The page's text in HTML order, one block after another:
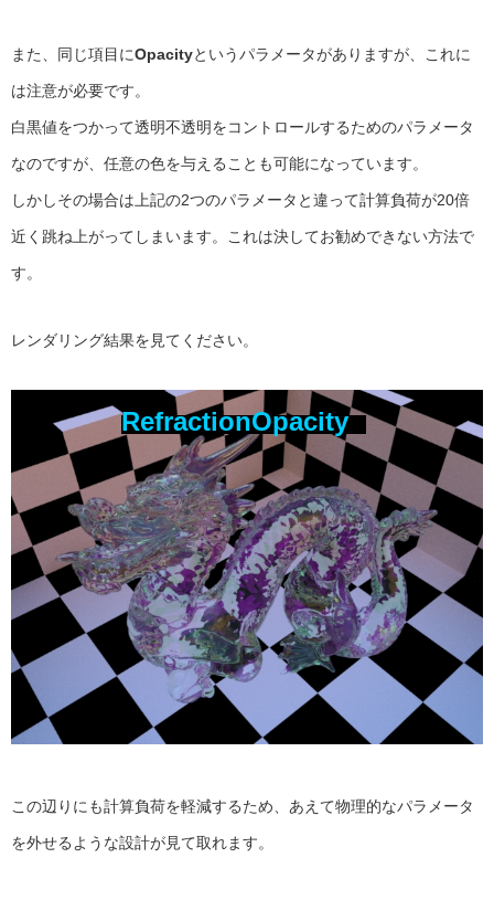
また、同じ項目にOpacityというパラメータがありますが、これに
は注意が必要です。
白黒値をつかって透明不透明をコントロールするためのパラメータ
なのですが、任意の色を与えることも可能になっています。
しかしその場合は上記の2つのパラメータと違って計算負荷が20倍
近く跳ね上がってしまいます。これは決してお勧めできない方法で
す。
レンダリング結果を見てください。
RefractionOpacity
この辺りにも計算負荷を軽減するため、あえて物理的なパラメータ
を外せるような設計が見て取れます。